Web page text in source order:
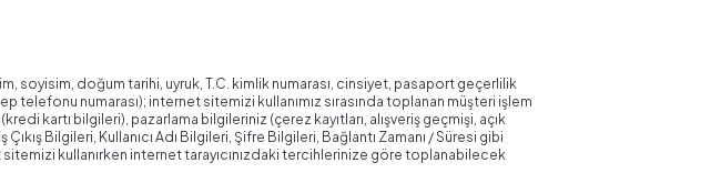
soyisim, doğum tarihi, uyruk, T.C. kimlik numarası, cinsiyet, pasaport geçerlilik
numarası); internet sitemizi kullanımız sırasında toplanan müşteri işlem
kartı bilgileri), pazarlama bilgileriniz (çerez kayıtları, alışveriş geçmişi, açık
Bilgileri, Kullanıcı Adı Bilgileri, Şifre Bilgileri, Bağlantı Zamanı / Süresi gibi
kullanırken internet tarayıcınızdaki tercihlerinize göre toplanabilecek